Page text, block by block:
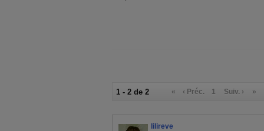
1 - 2 de 2 « ‹ Préc. 1 Suiv. › »
lilireve